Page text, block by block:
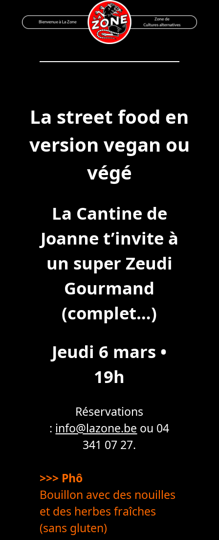
to
Bienvenue à La Zone
Zone de Cultures Alternatives
La street food en
version vegan ou
végé
La Cantine de
Joanne t’invite à
un super Zeudi
Gourmand
(complet…)
Jeudi 6 mars •
19h
Réservations
: info@lazone.be ou 04
341 07 27.
>>> Phô
Bouillon avec des nouilles
et des herbes fraîches
(sans gluten)